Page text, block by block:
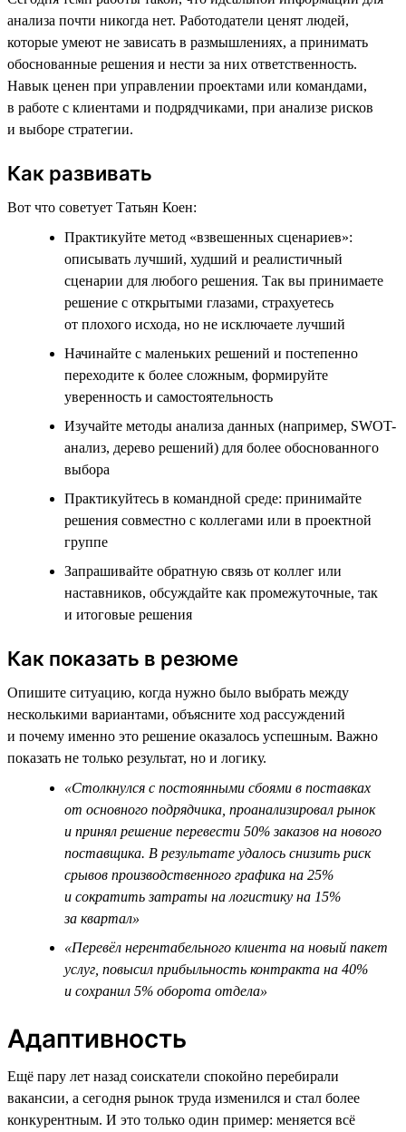
анализа почти никогда нет. Работодатели ценят людей,
которые умеют не зависать в размышлениях, а принимать
обоснованные решения и нести за них ответственность.
Навык ценен при управлении проектами или командами,
в работе с клиентами и подрядчиками, при анализе рисков
и выборе стратегии.
Как развивать
Вот что советует Татьян Коен:
Практикуйте метод «взвешенных сценариев»:
описывать лучший, худший и реалистичный
сценарии для любого решения. Так вы принимаете
решение с открытыми глазами, страхуетесь
от плохого исхода, но не исключаете лучший
Начинайте с маленьких решений и постепенно
переходите к более сложным, формируйте
уверенность и самостоятельность
Изучайте методы анализа данных (например, SWOT-
анализ, дерево решений) для более обоснованного
выбора
Практикуйтесь в командной среде: принимайте
решения совместно с коллегами или в проектной
группе
Запрашивайте обратную связь от коллег или
наставников, обсуждайте как промежуточные, так
и итоговые решения
Как показать в резюме
Опишите ситуацию, когда нужно было выбрать между
несколькими вариантами, объясните ход рассуждений
и почему именно это решение оказалось успешным. Важно
показать не только результат, но и логику.
«Столкнулся с постоянными сбоями в поставках
от основного подрядчика, проанализировал рынок
и принял решение перевести 50% заказов на нового
поставщика. В результате удалось снизить риск
срывов производственного графика на 25%
и сократить затраты на логистику на 15%
за квартал»
«Перевёл нерентабельного клиента на новый пакет
услуг, повысил прибыльность контракта на 40%
и сохранил 5% оборота отдела»
Адаптивность
Ещё пару лет назад соискатели спокойно перебирали
вакансии, а сегодня рынок труда изменился и стал более
конкурентным. И это только один пример: меняется всё